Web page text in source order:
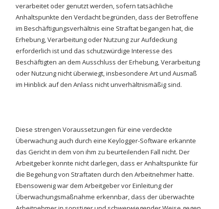
verarbeitet oder genutzt werden, sofern tatsächliche
Anhaltspunkte den Verdacht begründen, dass der Betroffene
im Beschäftigungsverhältnis eine Straftat begangen hat, die
Erhebung, Verarbeitung oder Nutzung zur Aufdeckung
erforderlich ist und das schutzwürdige Interesse des
Beschäftigten an dem Ausschluss der Erhebung, Verarbeitung
oder Nutzung nicht überwiegt, insbesondere Art und Ausmaß
im Hinblick auf den Anlass nicht unverhältnismäßig sind.
Diese strengen Voraussetzungen für eine verdeckte
Überwachung auch durch eine Keylogger-Software erkannte
das Gericht in dem von ihm zu beurteilenden Fall nicht. Der
Arbeitgeber konnte nicht darlegen, dass er Anhaltspunkte für
die Begehung von Straftaten durch den Arbeitnehmer hatte.
Ebensowenig war dem Arbeitgeber vor Einleitung der
Überwachungsmaßnahme erkennbar, dass der überwachte